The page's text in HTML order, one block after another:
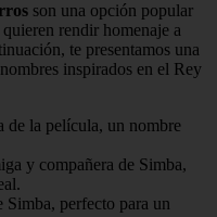
son una opción popular
rendir homenaje a
te presentamos una
inspirados en el Rey
de la película, un nombre
y compañera de Simba,
Simba, perfecto para un